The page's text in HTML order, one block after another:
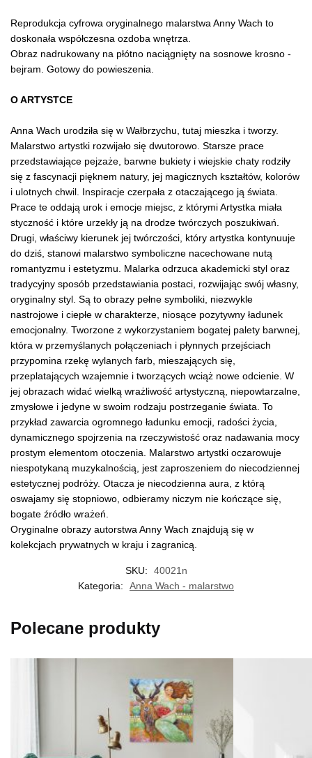
Reprodukcja cyfrowa oryginalnego malarstwa Anny Wach to
doskonała współczesna ozdoba wnętrza.
Obraz nadrukowany na płótno naciągnięty na sosnowe krosno -
bejram. Gotowy do powieszenia.
O ARTYSTCE
Anna Wach urodziła się w Wałbrzychu, tutaj mieszka i tworzy.
Malarstwo artystki rozwijało się dwutorowo. Starsze prace
przedstawiające pejzaże, barwne bukiety i wiejskie chaty rodziły
się z fascynacji pięknem natury, jej magicznych kształtów, kolorów
i ulotnych chwil. Inspiracje czerpała z otaczającego ją świata.
Prace te oddają urok i emocje miejsc, z którymi Artystka miała
styczność i które urzekły ją na drodze twórczych poszukiwań.
Drugi, właściwy kierunek jej twórczości, który artystka kontynuuje
do dziś, stanowi malarstwo symboliczne nacechowane nutą
romantyzmu i estetyzmu. Malarka odrzuca akademicki styl oraz
tradycyjny sposób przedstawiania postaci, rozwijając swój własny,
oryginalny styl. Są to obrazy pełne symboliki, niezwykle
nastrojowe i ciepłe w charakterze, niosące pozytywny ładunek
emocjonalny. Tworzone z wykorzystaniem bogatej palety barwnej,
która w przemyślanych połączeniach i płynnych przejściach
przypomina rzekę wylanych farb, mieszających się,
przeplatających wzajemnie i tworzących wciąż nowe odcienie. W
jej obrazach widać wielką wrażliwość artystyczną, niepowtarzalne,
zmysłowe i jedyne w swoim rodzaju postrzeganie świata. To
przykład zawarcia ogromnego ładunku emocji, radości życia,
dynamicznego spojrzenia na rzeczywistość oraz nadawania mocy
prostym elementom otoczenia. Malarstwo artystki oczarowuje
niespotykaną muzykalnością, jest zaproszeniem do niecodziennej
estetycznej podróży. Otacza je niecodzienna aura, z którą
oswajamy się stopniowo, odbieramy niczym nie kończące się,
bogate źródło wrażeń.
Oryginalne obrazy autorstwa Anny Wach znajdują się w
kolekcjach prywatnych w kraju i zagranicą.
SKU:
40021n
Kategoria:
Anna Wach - malarstwo
Polecane produkty